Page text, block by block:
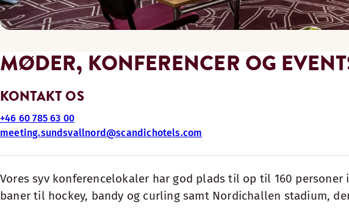
MØDER, KONFERENCER OG
KONTAKT OS
+46 60 785 63 00
meeting.sundsvallnord@scandichotels.com
Vores syv konferencelokaler har god plads til op til 160
baner til hockey, bandy og curling samt Nordichallen stadium,